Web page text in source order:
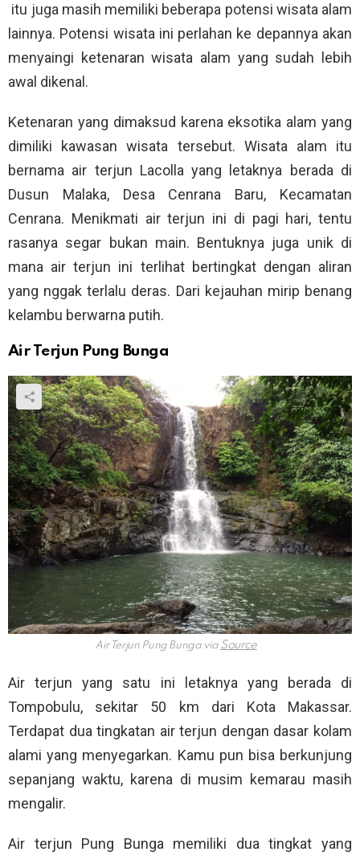
itu juga masih memiliki beberapa potensi wisata alam
lainnya. Potensi wisata ini perlahan ke depannya akan
menyaingi ketenaran wisata alam yang sudah lebih
awal dikenal.
Ketenaran yang dimaksud karena eksotika alam yang
dimiliki kawasan wisata tersebut. Wisata alam itu
bernama air terjun Lacolla yang letaknya berada di
Dusun Malaka, Desa Cenrana Baru, Kecamatan
Cenrana. Menikmati air terjun ini di pagi hari, tentu
rasanya segar bukan main. Bentuknya juga unik di
mana air terjun ini terlihat bertingkat dengan aliran
yang nggak terlalu deras. Dari kejauhan mirip benang
kelambu berwarna putih.
Air Terjun Pung Bunga
Air Terjun Pung Bunga via
Air terjun yang satu ini letaknya yang berada di
Tompobulu, sekitar 50 km dari Kota Makassar.
Terdapat dua tingkatan air terjun dengan dasar kolam
alami yang menyegarkan. Kamu pun bisa berkunjung
sepanjang waktu, karena di musim kemarau masih
mengalir.
Air terjun Pung Bunga memiliki dua tingkat yang